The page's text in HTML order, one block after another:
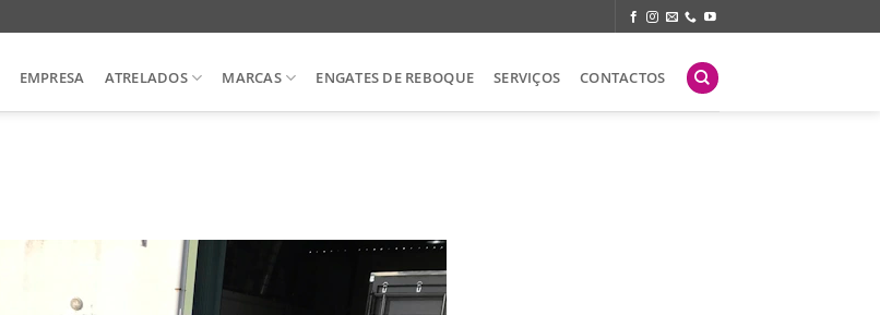
EMPRESA ATRELADOS MARCAS ENGATES DE REBOQUE SERVIÇOS CONTACTOS